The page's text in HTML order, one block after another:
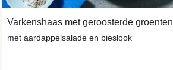
Varkenshaas met geroosterde groenten
met aardappelsalade en bieslook